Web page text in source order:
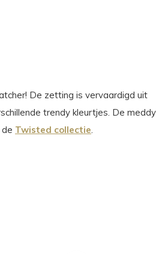
De zetting is vervaardigd uit
trendy kleurtjes. De meddy
Twisted collectie.